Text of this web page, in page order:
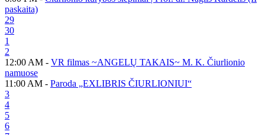
paskaita)
29
30
1
2
12:00 AM - VR filmas ~ANGELŲ TAKAIS~ M. K. Čiurlionio
namuose
11:00 AM - Paroda „EXLIBRIS ČIURLIONIUI“
3
4
5
6